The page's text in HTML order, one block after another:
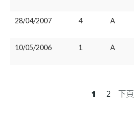
28/04/2007 4 A
10/05/2006 1 A
1 2 下頁